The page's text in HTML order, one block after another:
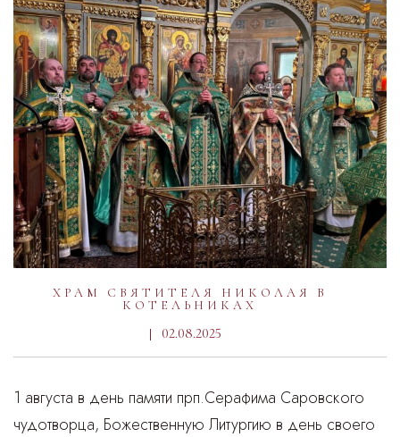
ХРАМ СВЯТИТЕЛЯ НИКОЛАЯ В
КОТЕЛЬНИКАХ
02.08.2025
1 августа в день памяти прп.Серафима Саровского
чудотворца, Божественную Литургию в день своего